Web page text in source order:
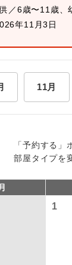
／6歳〜11歳、
年11月3日
11月
「予約する」
部屋タイプを
月
1